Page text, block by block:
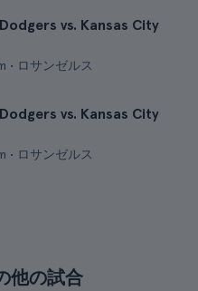
vs. Kansas City
• ロサンゼルス
vs. Kansas City
• ロサンゼルス
他の試合